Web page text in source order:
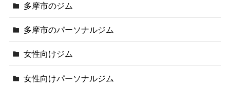
多摩市のジム
多摩市のパーソナルジム
女性向けジム
女性向けパーソナルジム